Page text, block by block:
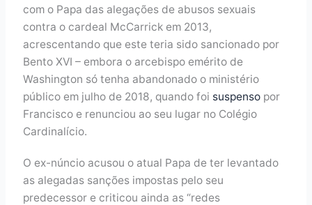
com o Papa das alegações de abusos sexuais
contra o cardeal McCarrick em 2013,
acrescentando que este teria sido sancionado por
Bento XVI – embora o arcebispo emérito de
Washington só tenha abandonado o ministério
público em julho de 2018, quando foi suspenso por
Francisco e renunciou ao seu lugar no Colégio
Cardinalício.
O ex-núncio acusou o atual Papa de ter levantado
as alegadas sanções impostas pelo seu
predecessor e criticou ainda as “redes